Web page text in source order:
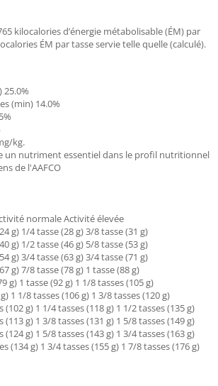
kilocalories d’énergie métabolisable (ÉM) par
ÉM par tasse servie telle quelle (calculé).
(min) 14.0%
kg.
un nutriment essentiel dans le profil nutritionnel
de l'AAFCO
normale Activité élevée
g) 1/4 tasse (28 g) 3/8 tasse (31 g)
g) 1/2 tasse (46 g) 5/8 tasse (53 g)
g) 3/4 tasse (63 g) 3/4 tasse (71 g)
g) 7/8 tasse (78 g) 1 tasse (88 g)
g) 1 tasse (92 g) 1 1/8 tasses (105 g)
1 1/8 tasses (106 g) 1 3/8 tasses (120 g)
(102 g) 1 1/4 tasses (118 g) 1 1/2 tasses (135 g)
(113 g) 1 3/8 tasses (131 g) 1 5/8 tasses (149 g)
(124 g) 1 5/8 tasses (143 g) 1 3/4 tasses (163 g)
(134 g) 1 3/4 tasses (155 g) 1 7/8 tasses (176 g)